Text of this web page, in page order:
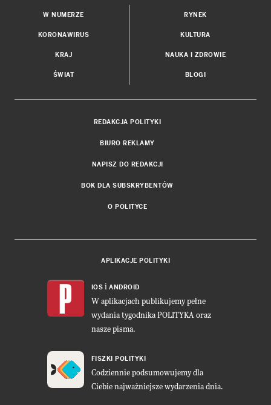
W NUMERZE
KORONAWIRUS
KRAJ
ŚWIAT
RYNEK
KULTURA
NAUKA I ZDROWIE
BLOGI
REDAKCJA POLITYKI
BIURO REKLAMY
NAPISZ DO REDAKCJI
BOK DLA SUBSKRYBENTÓW
O POLITYCE
APLIKACJE POLITYKI
IOS i ANDROID
W aplikacjach publikujemy pełne
wydania tygodnika POLITYKA oraz
nasze pisma.
FISZKI POLITYKI
Codziennie podsumowujemy dla
Ciebie najważniejsze wydarzenia dnia.